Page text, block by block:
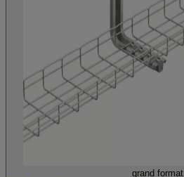
grand format